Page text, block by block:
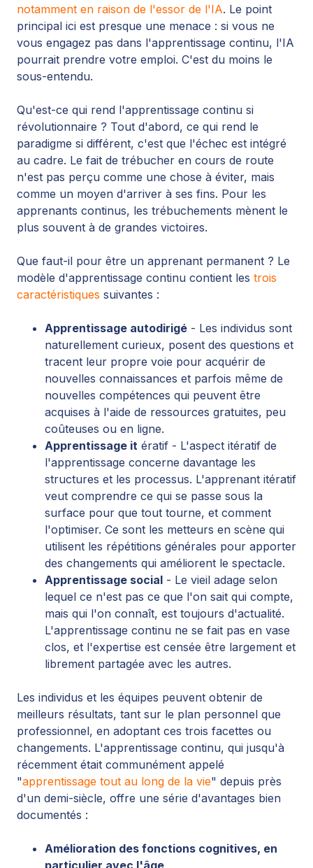
notamment en raison de l'essor de l'IA. Le point
principal ici est presque une menace : si vous ne
vous engagez pas dans l'apprentissage continu, l'IA
pourrait prendre votre emploi. C'est du moins le
sous-entendu.
Qu'est-ce qui rend l'apprentissage continu si
révolutionnaire ? Tout d'abord, ce qui rend le
paradigme si différent, c'est que l'échec est intégré
au cadre. Le fait de trébucher en cours de route
n'est pas perçu comme une chose à éviter, mais
comme un moyen d'arriver à ses fins. Pour les
apprenants continus, les trébuchements mènent le
plus souvent à de grandes victoires.
Que faut-il pour être un apprenant permanent ? Le
modèle d'apprentissage continu contient les trois
caractéristiques suivantes :
Apprentissage autodirigé - Les individus sont
naturellement curieux, posent des questions et
tracent leur propre voie pour acquérir de
nouvelles connaissances et parfois même de
nouvelles compétences qui peuvent être
acquises à l'aide de ressources gratuites, peu
coûteuses ou en ligne.
Apprentissage it ératif - L'aspect itératif de
l'apprentissage concerne davantage les
structures et les processus. L'apprenant itératif
veut comprendre ce qui se passe sous la
surface pour que tout tourne, et comment
l'optimiser. Ce sont les metteurs en scène qui
utilisent les répétitions générales pour apporter
des changements qui améliorent le spectacle.
Apprentissage social - Le vieil adage selon
lequel ce n'est pas ce que l'on sait qui compte,
mais qui l'on connaît, est toujours d'actualité.
L'apprentissage continu ne se fait pas en vase
clos, et l'expertise est censée être largement et
librement partagée avec les autres.
Les individus et les équipes peuvent obtenir de
meilleurs résultats, tant sur le plan personnel que
professionnel, en adoptant ces trois facettes ou
changements. L'apprentissage continu, qui jusqu'à
récemment était communément appelé
"apprentissage tout au long de la vie" depuis près
d'un demi-siècle, offre une série d'avantages bien
documentés :
Amélioration des fonctions cognitives, en
particulier avec l'âge